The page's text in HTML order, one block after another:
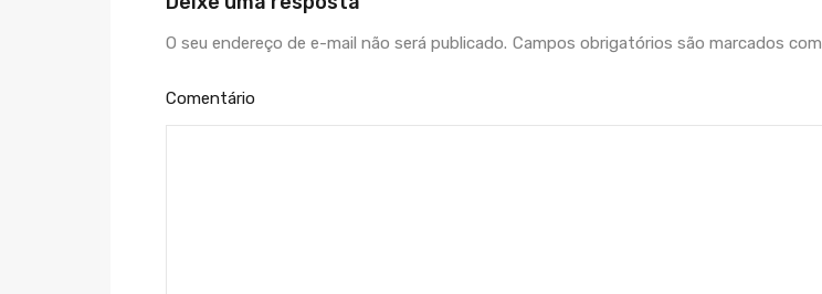
O seu endereço de e-mail não será publicado. Campos obrigatórios são marcados com
Comentário